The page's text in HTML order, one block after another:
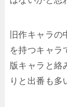
旧作キャラの
を持つキャ
版キャラと絡
りと出番も多